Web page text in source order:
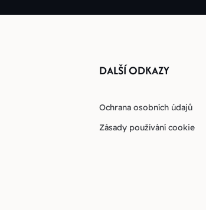
DALŠÍ ODKAZY
Ochrana osobních údajů
Zásady používání cookie